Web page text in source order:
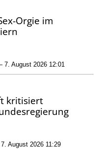
Orgie im
7. August 2026 12:01
kritisiert
August 2026 11:29